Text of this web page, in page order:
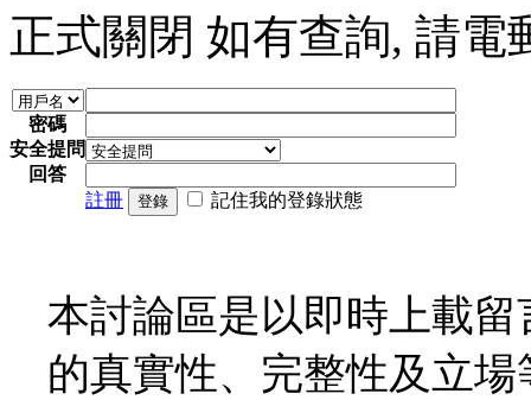
正式關閉 如有查詢, 請電
密碼
安全提問
回答
註冊
登錄 記住我的登錄狀態
本討論區是以即時上載
的真實性、完整性及立